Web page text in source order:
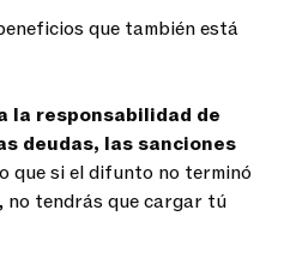
que también está
la responsabilidad de
deudas, las sanciones
que si el difunto no terminó
no tendrás que cargar tú